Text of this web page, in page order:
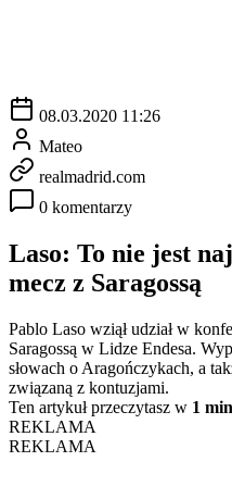
08.03.2020 11:26
Mateo
realmadrid.com
0 komentarzy
Laso: To nie jest
mecz z Saragossą
Pablo Laso wziął udział w
Saragossą w Lidze Endesa.
słowach o Aragończykach, a
związaną z kontuzjami.
Ten artykuł przeczytasz w 1
REKLAMA
REKLAMA